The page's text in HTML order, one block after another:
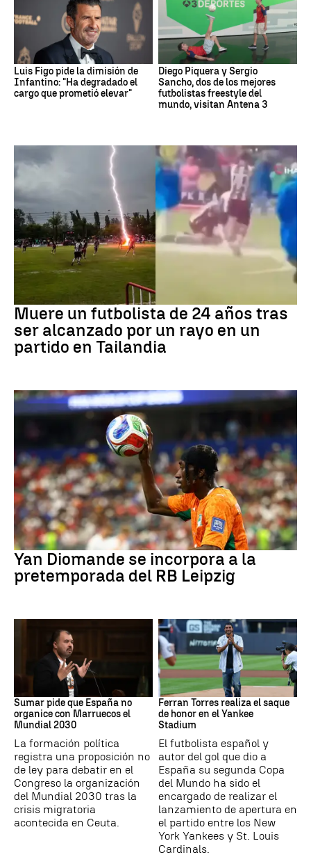
Luis Figo pide la dimisión de
Infantino: "Ha degradado el
cargo que prometió elevar"
Diego Piquera y Sergio
Sancho, dos de los mejores
futbolistas freestyle del
mundo, visitan Antena 3
Muere un futbolista de 24 años tras
ser alcanzado por un rayo en un
partido en Tailandia
Fútbol
Yan Diomande se incorpora a la
pretemporada del RB Leipzig
Sumar pide que España no
organice con Marruecos el
Mundial 2030
La formación política
registra una proposición no
de ley para debatir en el
Congreso la organización
del Mundial 2030 tras la
crisis migratoria
acontecida en Ceuta.
MLB
Ferran Torres realiza el saque
de honor en el Yankee
Stadium
El futbolista español y
autor del gol que dio a
España su segunda Copa
del Mundo ha sido el
encargado de realizar el
lanzamiento de apertura en
el partido entre los New
York Yankees y St. Louis
Cardinals.